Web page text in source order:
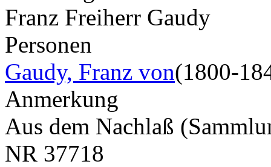
Franz Freiherr Gaudy
Personen
Gaudy, Franz von(1800-
Anmerkung
Aus dem Nachlaß
NR 37718